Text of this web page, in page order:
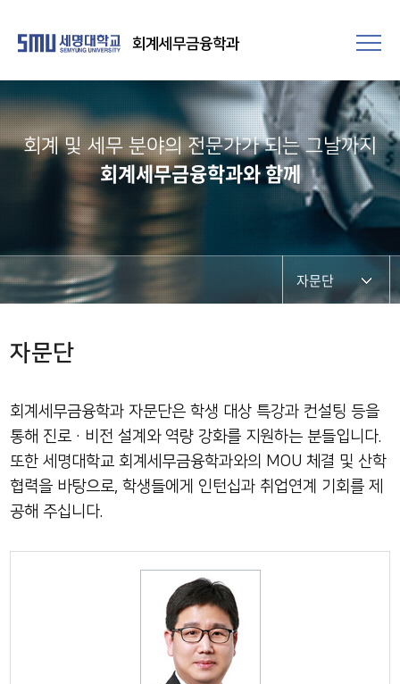
회계세무금융학과
회계 및 세무 분야의 전문가가 되는 그날까지
회계세무금융학과와 함께
자문단
자문단
학과비전
학과연혁
자문단
회계세무금융학과 자문단은 학생 대상 특강과 컨설팅 등을
통해 진로·비전 설계와 역량 강화를 지원하는 분들입니다.
또한 세명대학교 회계세무금융학과와의 MOU 체결 및 산학
협력을 바탕으로, 학생들에게 인턴십과 취업연계 기회를 제
공해 주십니다.